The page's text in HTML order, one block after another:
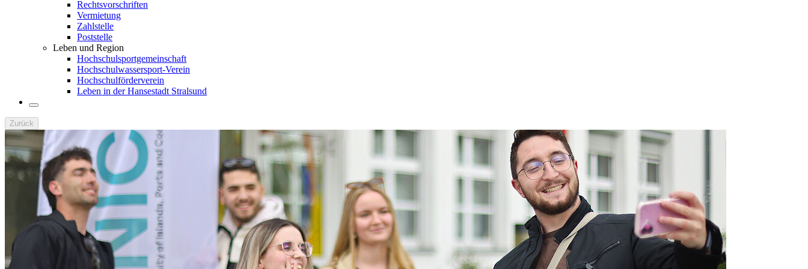
Rechtsvorschriften
Vermietung
Zahlstelle
Poststelle
Leben und Region
Hochschulsportgemeinschaft
Hochschulwassersport-Verein
Hochschulförderverein
Leben in der Hansestadt Stralsund
Zurück